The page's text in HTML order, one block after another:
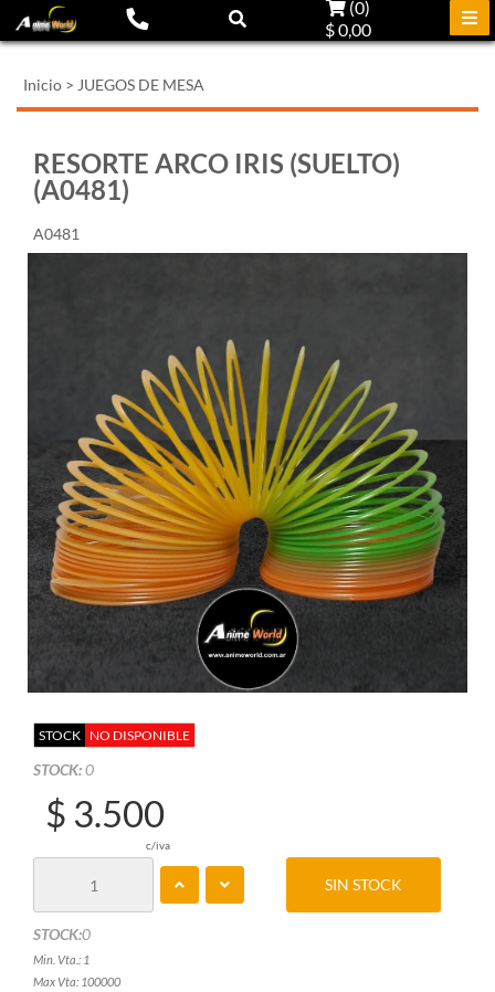
(0)
$ 0,00
Inicio > JUEGOS DE MESA
RESORTE ARCO IRIS (SUELTO)
(A0481)
A0481
STOCK NO DISPONIBLE
STOCK:0
$ 3.500
c/iva
STOCK:0
Min. Vta.: 1
Max Vta: 100000
SIN STOCK